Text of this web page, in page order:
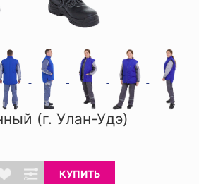
(г. Улан-Удэ)
КУПИТЬ